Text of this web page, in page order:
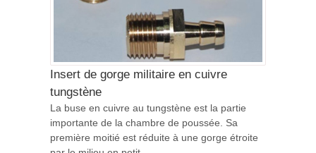
Insert de gorge militaire en cuivre
tungstène
La buse en cuivre au tungstène est la partie
importante de la chambre de poussée. Sa
première moitié est réduite à une gorge étroite